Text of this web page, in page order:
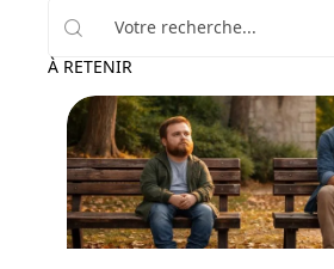
À RETENIR
Santé